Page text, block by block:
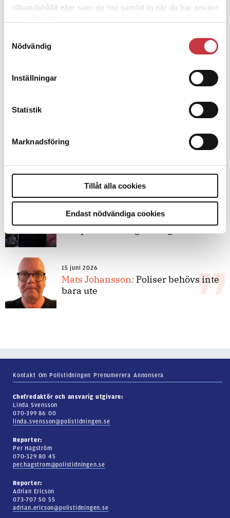
tillhandahållit eller som de har samlat in när du har använt
Nödvändig
Inställningar
Statistik
Marknadsföring
Tillåt alla cookies
Endast nödvändiga cookies
Debatt
8 juli 2026
bakbinder polisen
Debatt:Med för höga krav på evidens
kan polisen inte göra något alls
15 juni 2026
Mats Johansson: Poliser behövs inte
bara ute
Kontakt Om Polistidningen Prenumerera Annonsera
Chefredaktör och ansvarig utgivare:
Linda Svensson
070-399 86 00
linda.svensson@polistidningen.se
Reporter:
Per Hagström
070-329 80 45
per.hagstrom@polistidningen.se
Reporter:
Adrian Ericson
073-707 50 55
adrian.ericson@polistidningen.se